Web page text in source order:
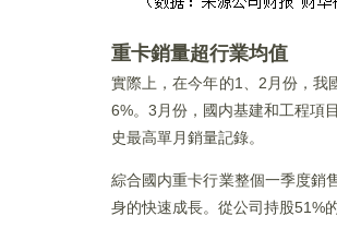
重卡銷量超行業均值
實際上，在今年的1、2月份，我
6%。3月份，國内基建和工程項
史最高單月銷量記錄。
綜合國内重卡行業整個一季度銷
身的快速成長。從公司持股51%